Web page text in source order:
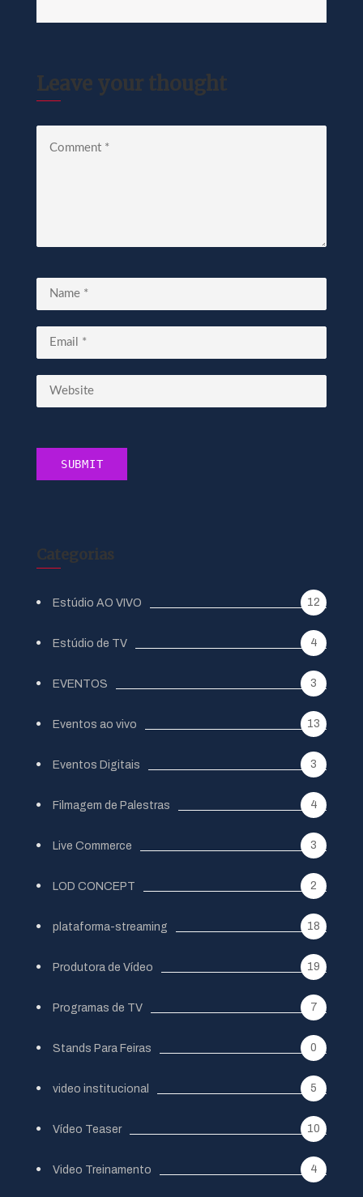
Leave your thought
Categorias
Estúdio AO VIVO 12
Estúdio de TV 4
EVENTOS 3
Eventos ao vivo 13
Eventos Digitais 3
Filmagem de Palestras 4
Live Commerce 3
LOD CONCEPT 2
plataforma-streaming 18
Produtora de Vídeo 19
Programas de TV 7
Stands Para Feiras 0
video institucional 5
Vídeo Teaser 10
Video Treinamento 4